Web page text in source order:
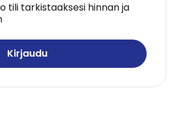
tili tarkistaaksesi hinnan ja
Kirjaudu